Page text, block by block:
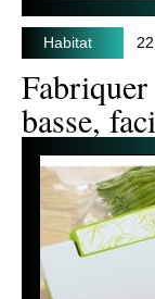
Habitat
basse,